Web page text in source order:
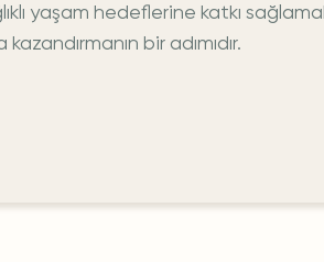
yaşam hedeflerine katkı
bir adımıdır.